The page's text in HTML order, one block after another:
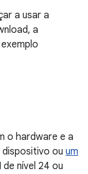
a usar a
a
o hardware e a
ou um
nível 24 ou